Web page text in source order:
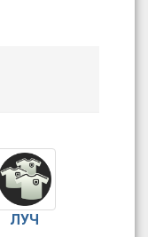
ЛУЧ